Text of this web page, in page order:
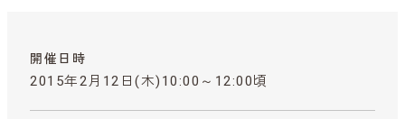
開催日時
2015年2月12日(木)10:00～12:00頃